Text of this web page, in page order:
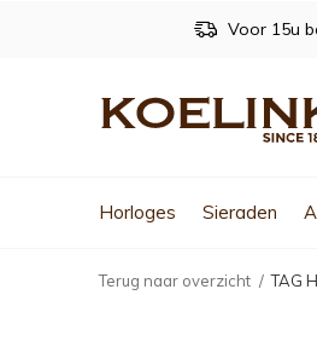
Horloges Sieraden
Voor 15u
Terug naar overzicht TAG